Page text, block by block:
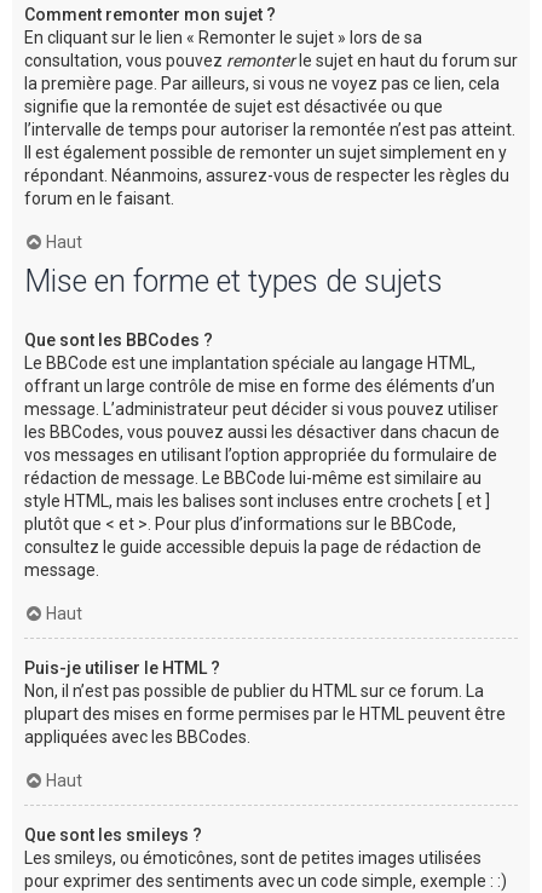
Comment remonter mon sujet ?
En cliquant sur le lien « Remonter le sujet » lors de sa
consultation, vous pouvez remonterle sujet en haut du forum sur
la première page. Par ailleurs, si vous ne voyez pas ce lien, cela
signifie que la remontée de sujet est désactivée ou que
l’intervalle de temps pour autoriser la remontée n’est pas atteint.
Il est également possible de remonter un sujet simplement en y
répondant. Néanmoins, assurez-vous de respecter les règles du
forum en le faisant.
Haut
Mise en forme et types de sujets
Que sont les BBCodes ?
Le BBCode est une implantation spéciale au langage HTML,
offrant un large contrôle de mise en forme des éléments d’un
message. L’administrateur peut décider si vous pouvez utiliser
les BBCodes, vous pouvez aussi les désactiver dans chacun de
vos messages en utilisant l’option appropriée du formulaire de
rédaction de message. Le BBCode lui-même est similaire au
style HTML, mais les balises sont incluses entre crochets [ et ]
plutôt que < et >. Pour plus d’informations sur le BBCode,
consultez le guide accessible depuis la page de rédaction de
message.
Haut
Puis-je utiliser le HTML ?
Non, il n’est pas possible de publier du HTML sur ce forum. La
plupart des mises en forme permises par le HTML peuvent être
appliquées avec les BBCodes.
Haut
Que sont les smileys ?
Les smileys, ou émoticônes, sont de petites images utilisées
pour exprimer des sentiments avec un code simple, exemple : :)